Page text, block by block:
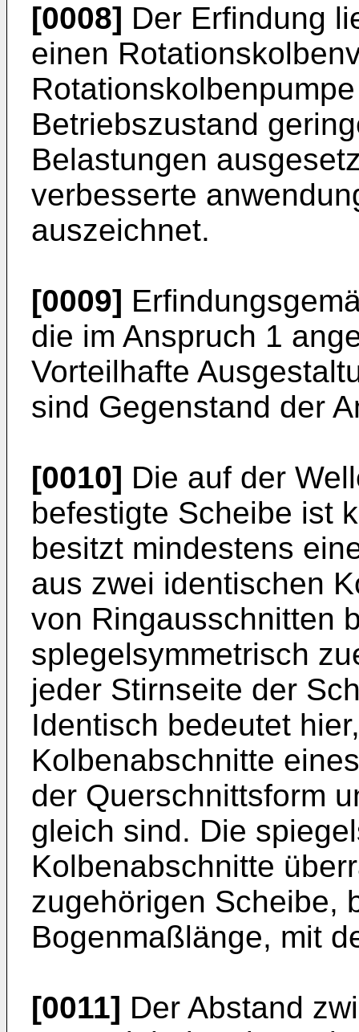
[0008] Der Erfindung
einen
Betriebszustand
Belastungen
verbesserte
auszeichnet.
[0009]
die im Anspruch 1
Vorteilhafte
sind Gegenstand der
[0010] Die auf der
befestigte Scheibe ist
besitzt mindestens
aus zwei identischen
von Ringausschnitten
splegelsymmetrisch
jeder Stirnseite der
Identisch bedeutet
Kolbenabschnitte
der Querschnittsform
gleich sind. Die
Kolbenabschnitte
zugehörigen Scheibe,
Bogenmaßlänge, mit
[0011] Der Abstand